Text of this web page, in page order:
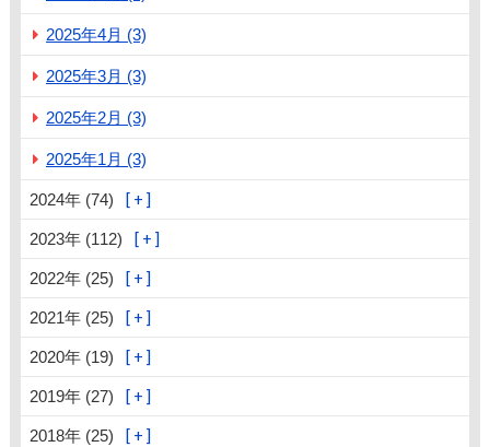
2025年4月 (3)
2025年3月 (3)
2025年2月 (3)
2025年1月 (3)
2024年 (74)
2023年 (112)
2022年 (25)
2021年 (25)
2020年 (19)
2019年 (27)
2018年 (25)